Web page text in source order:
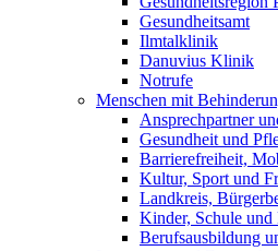
Gesundheitsamt
Ilmtalklinik
Danuvius Klinik
Notrufe
Menschen mit
Ansprechpartner
Gesundheit und
Barrierefreiheit,
Kultur, Sport und
Landkreis,
Kinder, Schule und
Berufsausbildung